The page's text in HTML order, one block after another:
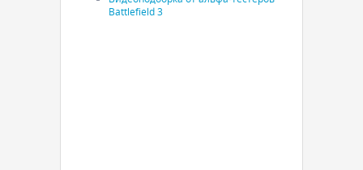
Battlefield 3